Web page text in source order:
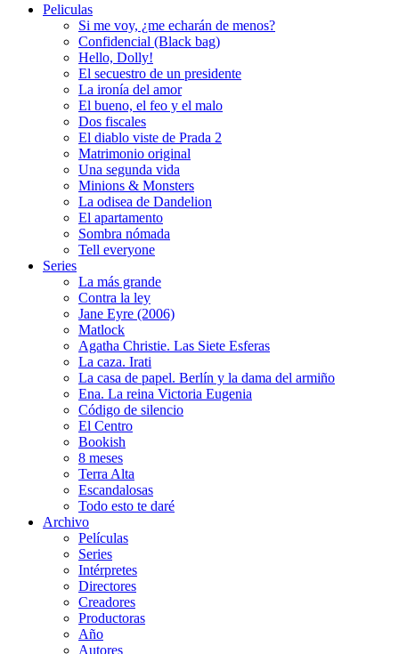
Peliculas
Si me voy, ¿me echarán de menos?
Confidencial (Black bag)
Hello, Dolly!
El secuestro de un presidente
La ironía del amor
El bueno, el feo y el malo
Dos fiscales
El diablo viste de Prada 2
Matrimonio original
Una segunda vida
Minions & Monsters
La odisea de Dandelion
El apartamento
Sombra nómada
Tell everyone
Series
La más grande
Contra la ley
Jane Eyre (2006)
Matlock
Agatha Christie. Las Siete Esferas
La caza. Irati
La casa de papel. Berlín y la dama del armiño
Ena. La reina Victoria Eugenia
Código de silencio
El Centro
Bookish
8 meses
Terra Alta
Escandalosas
Todo esto te daré
Archivo
Películas
Series
Intérpretes
Directores
Creadores
Productoras
Año
Autores